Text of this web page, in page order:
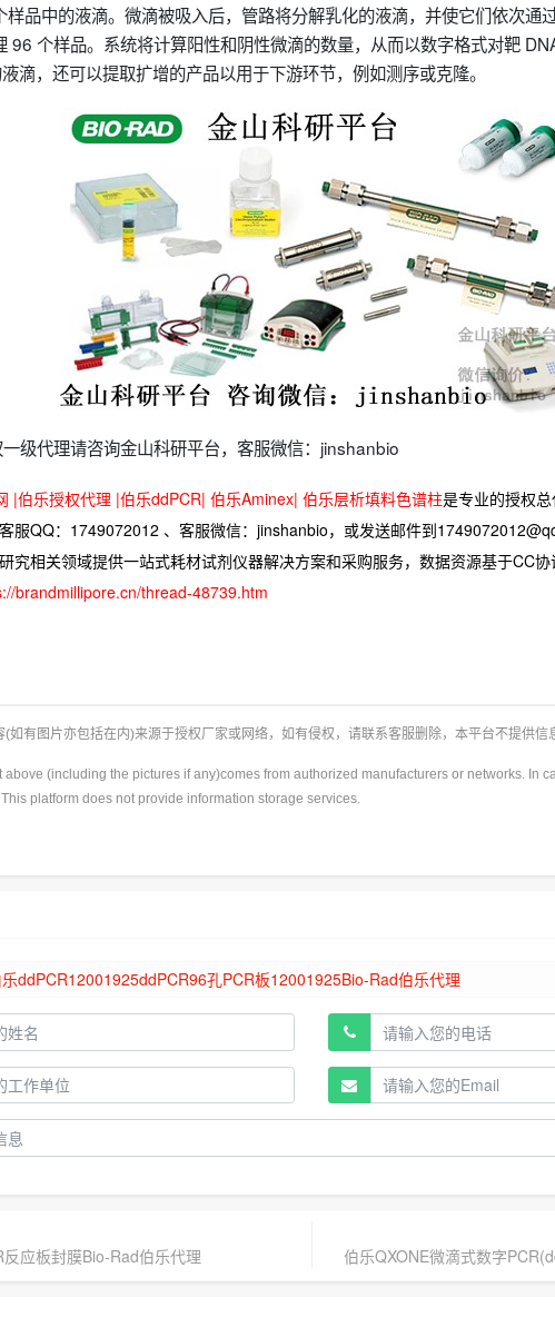
品中的液滴。微滴被吸入后，管路将分解乳化的液滴，并使它们依次通
96 个样品。系统将计算阳性和阴性微滴的数量，从而以数字格式对靶
滴，还可以提取扩增的产品以用于下游环节，例如测序或克隆。
级代理请咨询金山科研平台，客服微信：jinshanbio
|伯乐授权代理 |伯乐ddPCR| 伯乐Aminex| 伯乐层析填料色谱柱是专业的授权总
服QQ：1749072012 、客服微信：jinshanbio，或发送邮件到
究相关领域提供一站式耗材试剂仪器解决方案和采购服务，数据资源基于CC协
brandmillipore.cn/thread-48739.htm
如有图片亦包括在内)来源于授权厂家或网络，如有侵权，请联系客服删除，本平台不提供信
above (including the pictures if any)comes from authorized manufacturers or networks. In
platform does not provide information storage services.
应板封膜Bio-Rad伯乐代理
伯乐QXONE微滴式数字